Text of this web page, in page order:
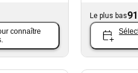
connaître
Le plus bas